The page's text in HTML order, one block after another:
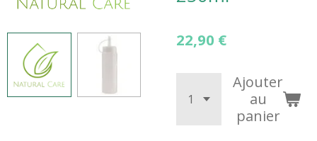
22,90 €
Ajouter
au
panier